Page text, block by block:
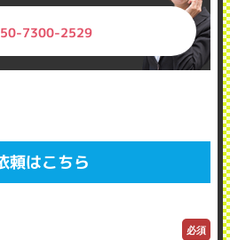
7300-2529
頼はこちら
必須